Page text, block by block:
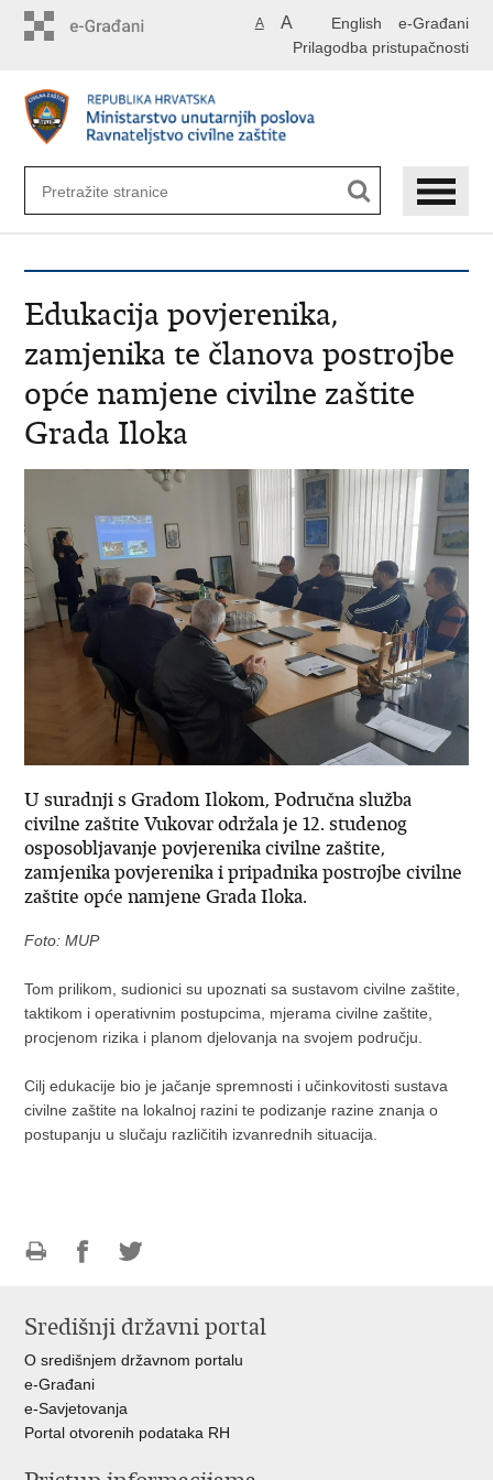
English e-Građani
A A
Prilagodba pristupačnosti
Edukacija povjerenika,
zamjenika te članova postrojbe
opće namjene civilne zaštite
Grada Iloka
U suradnji s Gradom Ilokom, Područna služba
civilne zaštite Vukovar održala je 12. studenog
osposobljavanje povjerenika civilne zaštite,
zamjenika povjerenika i pripadnika postrojbe civilne
zaštite opće namjene Grada Iloka.
Foto: MUP
Tom prilikom, sudionici su upoznati sa sustavom civilne zaštite,
taktikom i operativnim postupcima, mjerama civilne zaštite,
procjenom rizika i planom djelovanja na svojem području.
Cilj edukacije bio je jačanje spremnosti i učinkovitosti sustava
civilne zaštite na lokalnoj razini te podizanje razine znanja o
postupanju u slučaju različitih izvanrednih situacija.
FacebookuTwitteru
Središnji državni portal
O središnjem državnom portalu
e-Građani
e-Savjetovanja
Portal otvorenih podataka RH